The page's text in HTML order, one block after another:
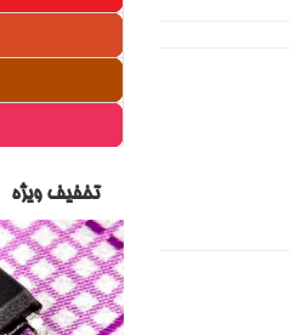
تخفیف ویژه